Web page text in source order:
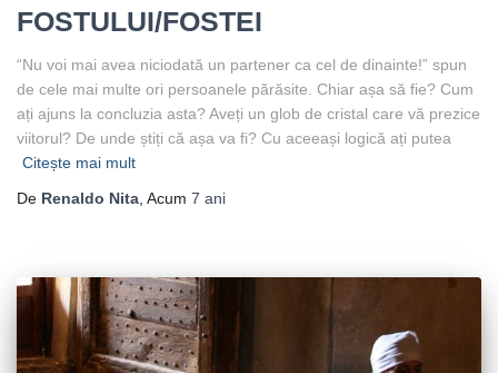
FOSTULUI/FOSTEI
“Nu voi mai avea niciodată un partener ca cel de dinainte!” spun
de cele mai multe ori persoanele părăsite. Chiar așa să fie? Cum
ați ajuns la concluzia asta? Aveți un glob de cristal care vă prezice
viitorul? De unde știți că așa va fi? Cu aceeași logică ați putea
Citește mai mult
De Renaldo Nita , Acum 7 ani